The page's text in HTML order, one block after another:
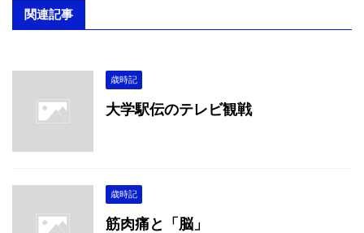
関連記事
歳時記
大学駅伝のテレビ観戦
歳時記
筋肉痛と「脳」